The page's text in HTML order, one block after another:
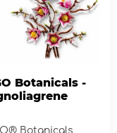
Botanicals -
Botanicals